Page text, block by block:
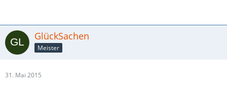
GlückSachen
Meister
31. Mai 2015